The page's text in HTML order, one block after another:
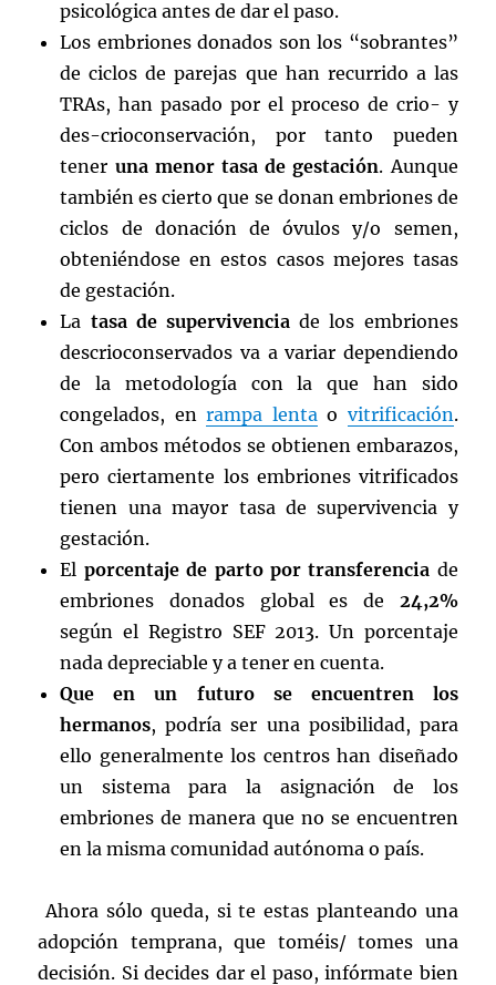
psicológica antes de dar el paso.
Los embriones donados son los “sobrantes”
de ciclos de parejas que han recurrido a las
TRAs, han pasado por el proceso de crio- y
des-crioconservación, por tanto pueden
tener una menor tasa de gestación. Aunque
también es cierto que se donan embriones de
ciclos de donación de óvulos y/o semen,
obteniéndose en estos casos mejores tasas
de gestación.
La tasa de supervivenciade los embriones
descrioconservados va a variar dependiendo
de la metodología con la que han sido
congelados, enrampa lenta o vitrificación.
Con ambos métodos se obtienen embarazos,
pero ciertamente los embriones vitrificados
tienen una mayor tasa de supervivencia y
gestación.
El porcentaje de parto por transferencia de
embriones donados global es de 24,2%
según el Registro SEF 2013. Un porcentaje
nada depreciable y a tener en cuenta.
Que en un futuro se encuentren los
hermanos, podría ser una posibilidad, para
ello generalmente los centros han diseñado
un sistema para la asignación de los
embriones de manera que no se encuentren
en la misma comunidad autónoma o país.
Ahora sólo queda, si te estas planteando una
adopción temprana, que toméis/ tomes una
decisión. Si decides dar el paso, infórmate bien